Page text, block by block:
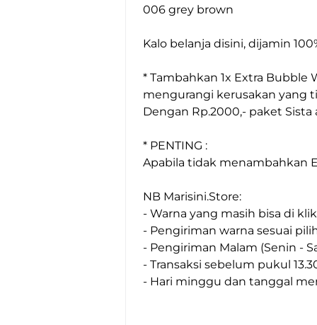
006 grey brown
Kalo belanja disini, dijamin
* Tambahkan 1x Extra Bubble
mengurangi kerusakan yang
Dengan Rp.2000,- paket
* PENTING :
Apabila tidak menambahkan
NB Marisini.Store:
- Warna yang masih bisa di
- Pengiriman warna sesuai
- Pengiriman Malam (Senin -
- Transaksi sebelum pukul
- Hari minggu dan tanggal